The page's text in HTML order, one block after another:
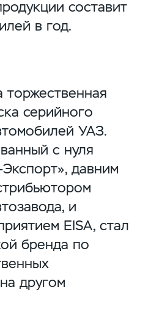
составит
в год.
торжественная
серийного
УАЗ.
с нуля
давним
и
EISA, стал
бренда по
другом